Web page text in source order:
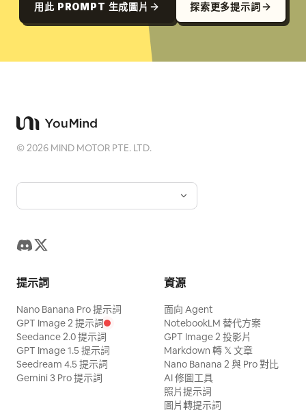
用此 PROMPT 生成圖片 探索更多提示詞
©2026 MIND MOTOR PTE. LTD.
提示詞
Nano Banana Pro 提示詞
GPT Image 2 提示詞
Seedance 2.0 提示詞
GPT Image 1.5 提示詞
Seedream 4.5 提示詞
Gemini 3 Pro 提示詞
資源
面向 Agent
NotebookLM 替代方案
GPT Image 2 投影片
Markdown 轉 𝕏 文章
Nano Banana 2 與 Pro 對比
AI 修圖工具
照片提示詞
圖片轉提示詞